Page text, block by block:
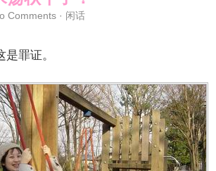
Comments · 闲话
罪证。